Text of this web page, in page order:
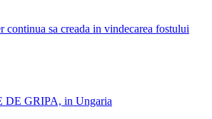
continua sa creada in vindecarea fostului
GRIPA, in Ungaria